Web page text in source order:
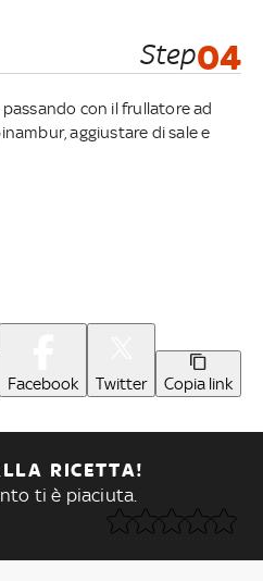
Step04
passando con il frullatore ad
aggiustare di sale e
Facebook Twitter Copia link
RICETTA!
ti è piaciuta.